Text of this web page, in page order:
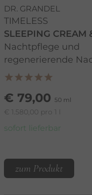
DR. GRANDEL
TIMELESS
SLEEPING CREAM
Nachtpflege und
regenerierende
€ 79,00 50 ml
€ 1.580,00 pro 1 l
sofort lieferbar
zum Produkt